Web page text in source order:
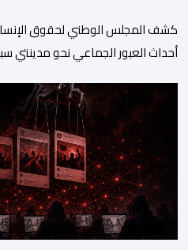
كشف المجلس الوطني لحقوق
أحداث العبور الجماعي نحو مدينتي
الحق في الحياة والسلامة
المرتبطة بالهجرة. وأوضح المجلس،
للأحداث على الرصد الميداني